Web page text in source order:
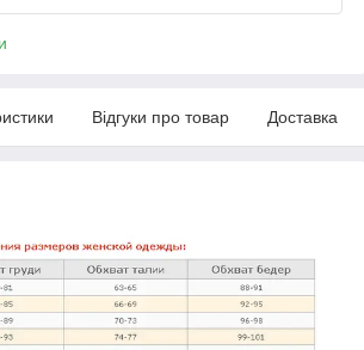
Відгуки про товар Доставка